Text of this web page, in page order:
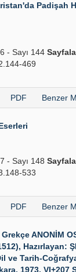
Padişah
- Sayı 144
469
PDF Benzer
- Sayı 148
533
PDF Benzer
Grekçe ANONİM
Hazırlayan:
ve Tarih-
1973, VI+207